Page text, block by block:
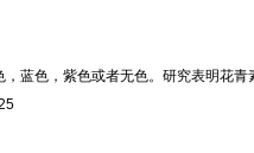
蓝色，紫色或者无色。研究表明花